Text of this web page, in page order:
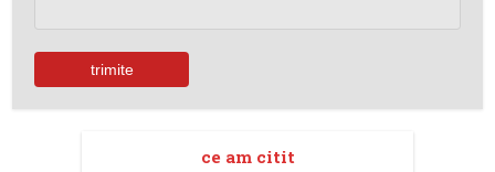
ce am citit